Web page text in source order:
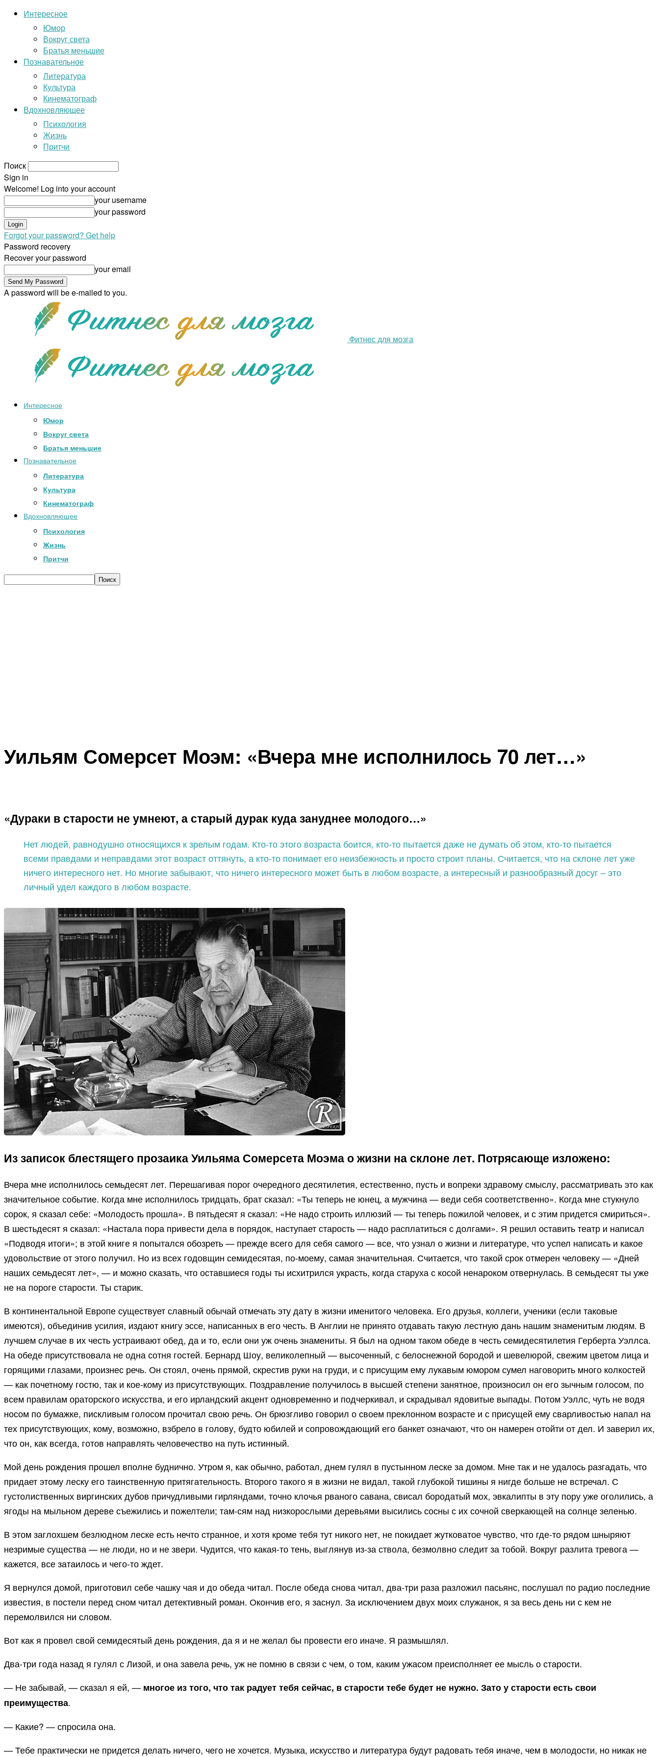
Интересное
Юмор
Вокруг света
Братья меньшие
Познавательное
Литература
Культура
Кинематограф
Вдохновляющее
Психология
Жизнь
Притчи
Поиск
Sign in
Welcome! Log into your account
your username
your password
Forgot your password? Get help
Password recovery
Recover your password
your email
A password will be e-mailed to you.
Фитнес для мозга
Интересное
Юмор
Вокруг света
Братья меньшие
Познавательное
Литература
Культура
Кинематограф
Вдохновляющее
Психология
Жизнь
Притчи
Уильям Сомерсет Моэм: «Вчера мне исполнилось 70 лет…»
«Дураки в старости не умнеют, а старый дурак куда зануднее молодого…»
Нет людей, равнодушно относящихся к зрелым годам. Кто-то этого возраста боится, кто-то пытается даже не думать об этом, кто-то пытается
всеми правдами и неправдами этот возраст оттянуть, а кто-то понимает его неизбежность и просто строит планы. Считается, что на склоне лет уже
ничего интересного нет. Но многие забывают, что ничего интересного может быть в любом возрасте, а интересный и разнообразный досуг – это
личный удел каждого в любом возрасте.
Из записок блестящего прозаика Уильяма Сомерсета Моэма о жизни на склоне лет. Потрясающе изложено:
Вчера мне исполнилось семьдесят лет. Перешагивая порог очередного десятилетия, естественно, пусть и вопреки здравому смыслу, рассматривать это как
значительное событие. Когда мне исполнилось тридцать, брат сказал: «Ты теперь не юнец, а мужчина — веди себя соответственно». Когда мне стукнуло
сорок, я сказал себе: «Молодость прошла». В пятьдесят я сказал: «Не надо строить иллюзий — ты теперь пожилой человек, и с этим придется смириться».
В шестьдесят я сказал: «Настала пора привести дела в порядок, наступает старость — надо расплатиться с долгами». Я решил оставить театр и написал
«Подводя итоги»; в этой книге я попытался обозреть — прежде всего для себя самого — все, что узнал о жизни и литературе, что успел написать и какое
удовольствие от этого получил. Но из всех годовщин семидесятая, по-моему, самая значительная. Считается, что такой срок отмерен человеку — «Дней
наших семьдесят лет», — и можно сказать, что оставшиеся годы ты исхитрился украсть, когда старуха с косой ненароком отвернулась. В семьдесят ты уже
не на пороге старости. Ты старик.
В континентальной Европе существует славный обычай отмечать эту дату в жизни именитого человека. Его друзья, коллеги, ученики (если таковые
имеются), объединив усилия, издают книгу эссе, написанных в его честь. В Англии не принято отдавать такую лестную дань нашим знаменитым людям. В
лучшем случае в их честь устраивают обед, да и то, если они уж очень знамениты. Я был на одном таком обеде в честь семидесятилетия Герберта Уэллса.
На обеде присутствовала не одна сотня гостей. Бернард Шоу, великолепный — высоченный, с белоснежной бородой и шевелюрой, свежим цветом лица и
горящими глазами, произнес речь. Он стоял, очень прямой, скрестив руки на груди, и с присущим ему лукавым юмором сумел наговорить много колкостей
— как почетному гостю, так и кое-кому из присутствующих. Поздравление получилось в высшей степени занятное, произносил он его зычным голосом, по
всем правилам ораторского искусства, и его ирландский акцент одновременно и подчеркивал, и скрадывал ядовитые выпады. Потом Уэллс, чуть не водя
носом по бумажке, пискливым голосом прочитал свою речь. Он брюзгливо говорил о своем преклонном возрасте и с присущей ему сварливостью напал на
тех присутствующих, кому, возможно, взбрело в голову, будто юбилей и сопровождающий его банкет означают, что он намерен отойти от дел. И заверил их,
что он, как всегда, готов направлять человечество на путь истинный.
Мой день рождения прошел вполне буднично. Утром я, как обычно, работал, днем гулял в пустынном леске за домом. Мне так и не удалось разгадать, что
придает этому леску его таинственную притягательность. Второго такого я в жизни не видал, такой глубокой тишины я нигде больше не встречал. С
густолиственных виргинских дубов причудливыми гирляндами, точно клочья рваного савана, свисал бородатый мох, эвкалипты в эту пору уже оголились, а
ягоды на мыльном дереве съежились и пожелтели; там-сям над низкорослыми деревьями высились сосны с их сочной сверкающей на солнце зеленью.
В этом заглохшем безлюдном леске есть нечто странное, и хотя кроме тебя тут никого нет, не покидает жутковатое чувство, что где-то рядом шныряют
незримые существа — не люди, но и не звери. Чудится, что какая-то тень, выглянув из-за ствола, безмолвно следит за тобой. Вокруг разлита тревога —
кажется, все затаилось и чего-то ждет.
Я вернулся домой, приготовил себе чашку чая и до обеда читал. После обеда снова читал, два-три раза разложил пасьянс, послушал по радио последние
известия, в постели перед сном читал детективный роман. Окончив его, я заснул. За исключением двух моих служанок, я за весь день ни с кем не
перемолвился ни словом.
Вот как я провел свой семидесятый день рождения, да я и не желал бы провести его иначе. Я размышлял.
Два-три года назад я гулял с Лизой, и она завела речь, уж не помню в связи с чем, о том, каким ужасом преисполняет ее мысль о старости.
— Не забывай, — сказал я ей, — многое из того, что так радует тебя сейчас, в старости тебе будет не нужно. Зато у старости есть свои
преимущества.
— Какие? — спросила она.
— Тебе практически не придется делать ничего, чего не хочется. Музыка, искусство и литература будут радовать тебя иначе, чем в молодости, но никак не